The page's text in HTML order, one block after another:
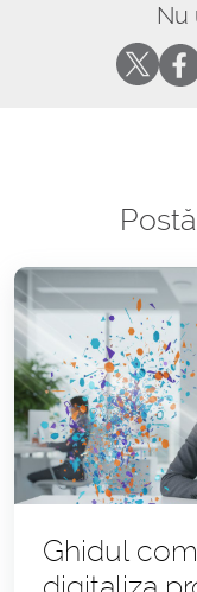
Nu
Ghidul